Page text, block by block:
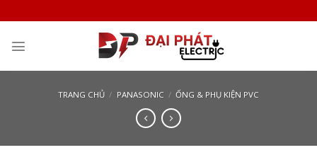
to
content
TRANG CHỦ / PANASONIC / ỐNG & PHỤ KIỆN PVC